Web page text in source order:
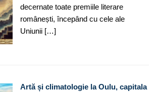
decernate toate premiile literare
românești, începând cu cele ale
Uniunii […]
Artă și climatologie la Oulu, capitala